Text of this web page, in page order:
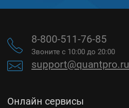
8-800-511-76-85
Звоните с 10:00 до 20:00
support@quantpro.ru
Онлайн сервисы